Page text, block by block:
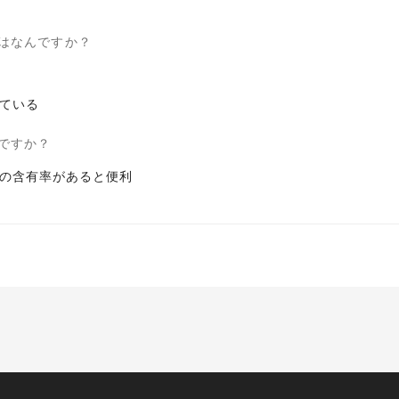
なんですか？
いる
すか？
含有率があると便利